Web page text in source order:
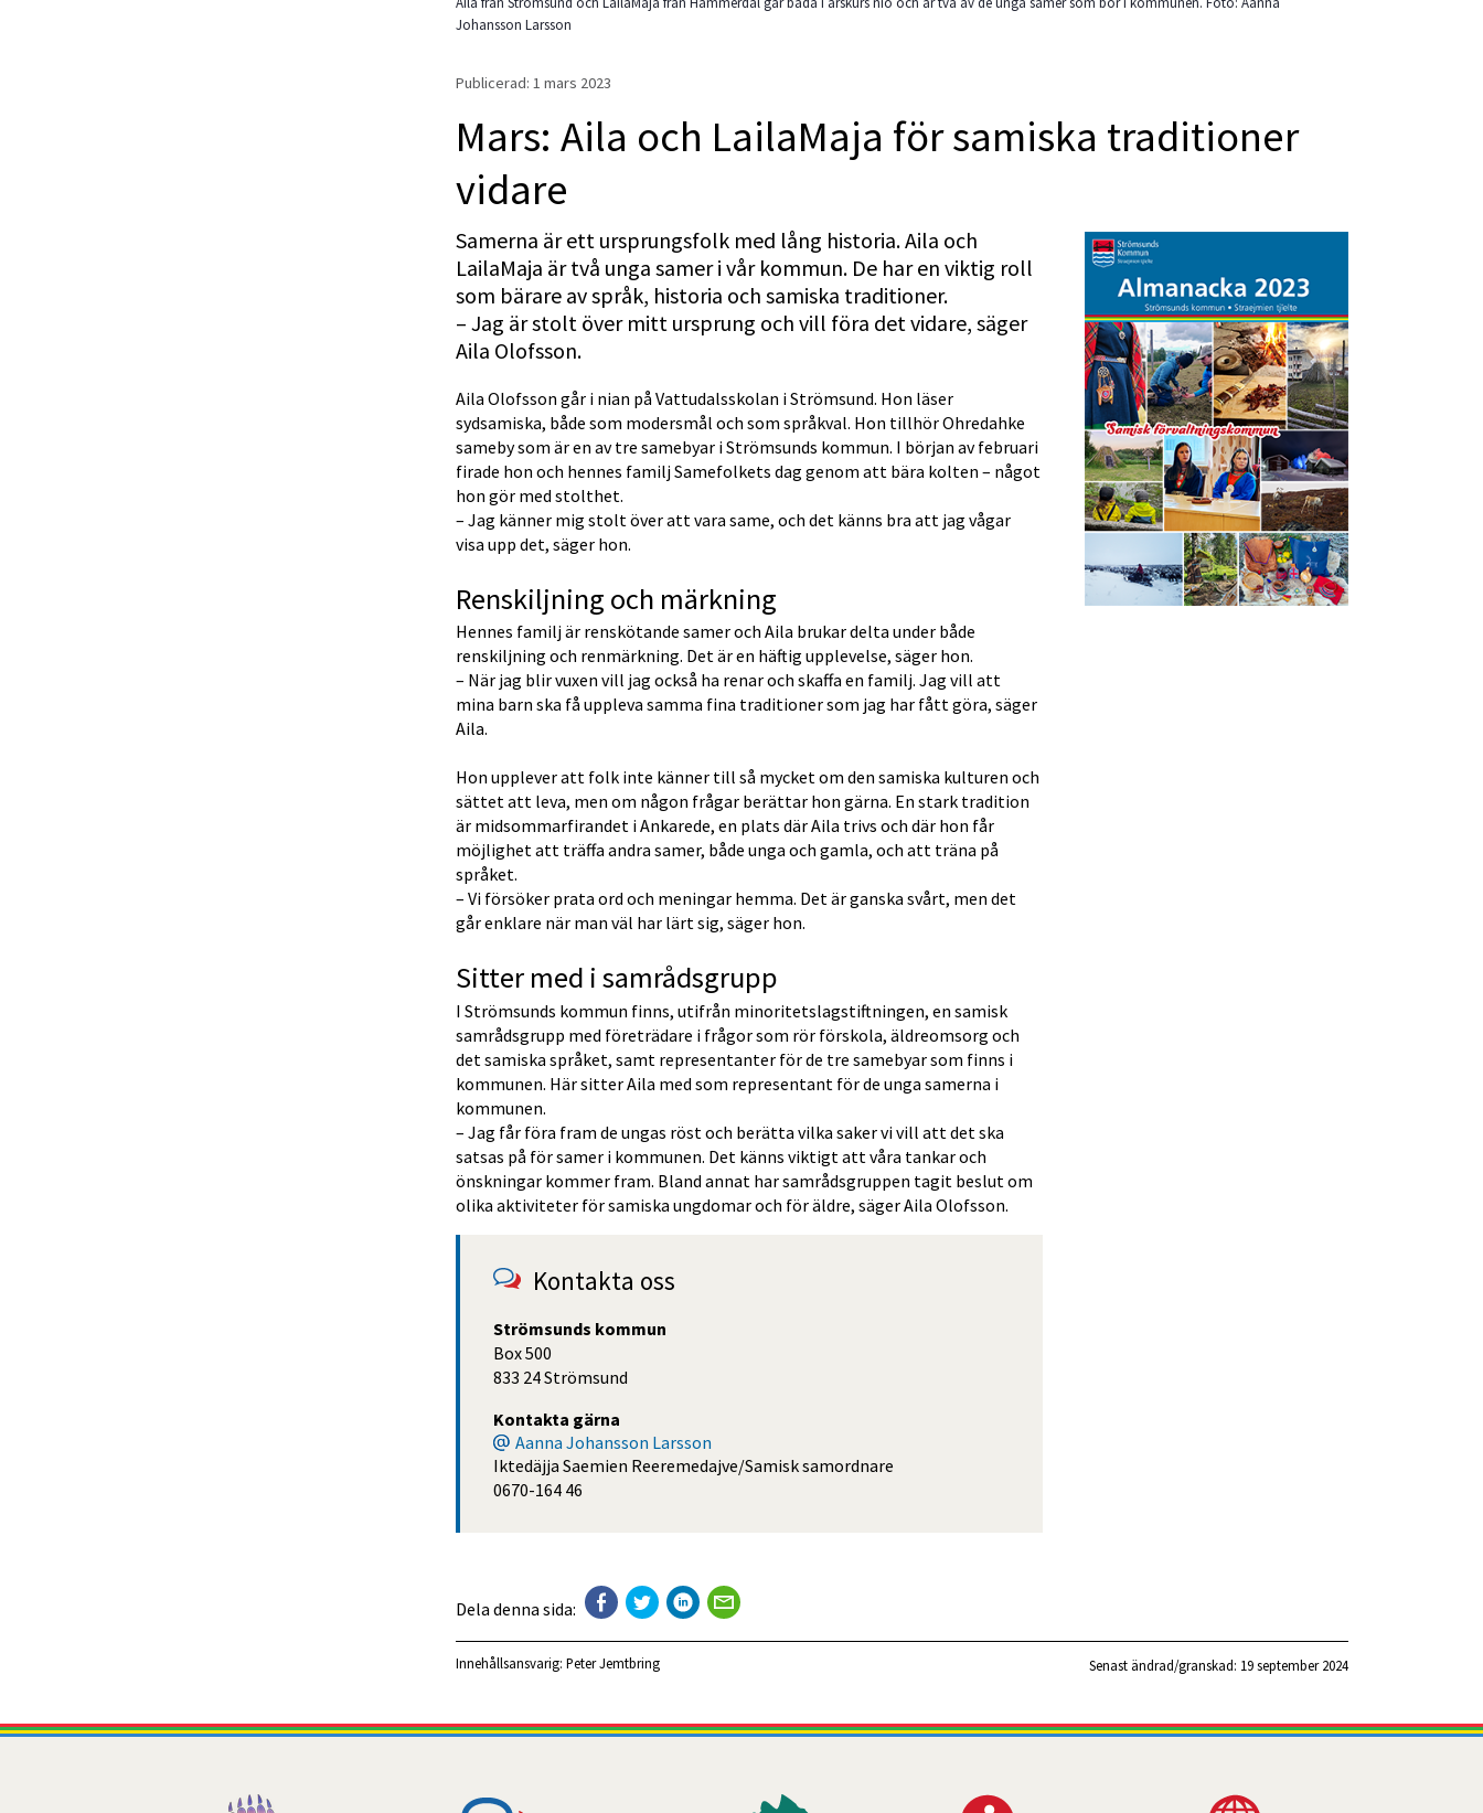
Johansson Larsson
Publicerad: 1 mars 2023
Mars: Aila och LailaMaja för samiska traditioner
vidare
Samerna är ett ursprungsfolk med lång historia. Aila och
LailaMaja är två unga samer i vår kommun. De har en viktig roll
som bärare av språk, historia och samiska traditioner.
– Jag är stolt över mitt ursprung och vill föra det vidare, säger
Aila Olofsson.
Aila Olofsson går i nian på Vattudalsskolan i Strömsund. Hon läser
sydsamiska, både som modersmål och som språkval. Hon tillhör Ohredahke
sameby som är en av tre samebyar i Strömsunds kommun. I början av februari
firade hon och hennes familj Samefolkets dag genom att bära kolten – något
hon gör med stolthet.
– Jag känner mig stolt över att vara same, och det känns bra att jag vågar
visa upp det, säger hon.
Renskiljning och märkning
Hennes familj är renskötande samer och Aila brukar delta under både
renskiljning och renmärkning. Det är en häftig upplevelse, säger hon.
– När jag blir vuxen vill jag också ha renar och skaffa en familj. Jag vill att
mina barn ska få uppleva samma fina traditioner som jag har fått göra, säger
Aila.
Hon upplever att folk inte känner till så mycket om den samiska kulturen och
sättet att leva, men om någon frågar berättar hon gärna. En stark tradition
är midsommarfirandet i Ankarede, en plats där Aila trivs och där hon får
möjlighet att träffa andra samer, både unga och gamla, och att träna på
språket.
– Vi försöker prata ord och meningar hemma. Det är ganska svårt, men det
går enklare när man väl har lärt sig, säger hon.
Sitter med i samrådsgrupp
I Strömsunds kommun finns, utifrån minoritetslagstiftningen, en samisk
samrådsgrupp med företrädare i frågor som rör förskola, äldreomsorg och
det samiska språket, samt representanter för de tre samebyar som finns i
kommunen. Här sitter Aila med som representant för de unga samerna i
kommunen.
– Jag får föra fram de ungas röst och berätta vilka saker vi vill att det ska
satsas på för samer i kommunen. Det känns viktigt att våra tankar och
önskningar kommer fram. Bland annat har samrådsgruppen tagit beslut om
olika aktiviteter för samiska ungdomar och för äldre, säger Aila Olofsson.
Kontakta oss
Strömsunds kommun
Box 500
833 24 Strömsund
Kontakta gärna
Aanna Johansson Larsson
Iktedäjja Saemien Reeremedajve/Samisk samordnare
0670-164 46
Dela denna sida:
Innehållsansvarig: Peter Jemtbring Senast ändrad/granskad: 19 september 2024